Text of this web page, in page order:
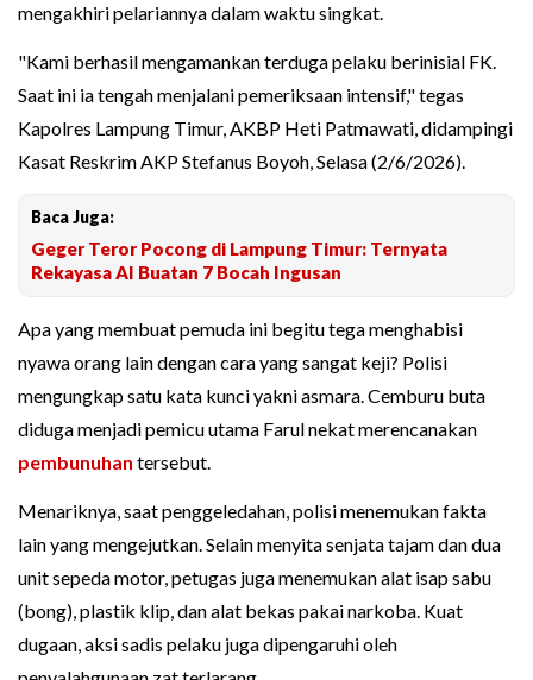
mengakhiri pelariannya dalam waktu singkat.
"Kami berhasil mengamankan terduga pelaku berinisial FK.
Saat ini ia tengah menjalani pemeriksaan intensif," tegas
Kapolres Lampung Timur, AKBP Heti Patmawati, didampingi
Kasat Reskrim AKP Stefanus Boyoh, Selasa (2/6/2026).
Baca Juga:
Geger Teror Pocong di Lampung Timur: Ternyata
Rekayasa AI Buatan 7 Bocah Ingusan
Apa yang membuat pemuda ini begitu tega menghabisi
nyawa orang lain dengan cara yang sangat keji? Polisi
mengungkap satu kata kunci yakni asmara. Cemburu buta
diduga menjadi pemicu utama Farul nekat merencanakan
pembunuhan tersebut.
Menariknya, saat penggeledahan, polisi menemukan fakta
lain yang mengejutkan. Selain menyita senjata tajam dan dua
unit sepeda motor, petugas juga menemukan alat isap sabu
(bong), plastik klip, dan alat bekas pakai narkoba. Kuat
dugaan, aksi sadis pelaku juga dipengaruhi oleh